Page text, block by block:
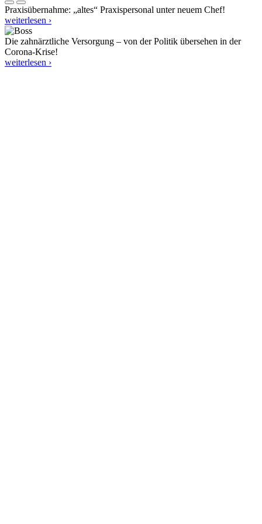
Praxisübernahme: „altes“ Praxispersonal unter neuem Chef!
weiterlesen ›
Die zahnärztliche Versorgung – von der Politik übersehen in der
Corona-Krise!
weiterlesen ›